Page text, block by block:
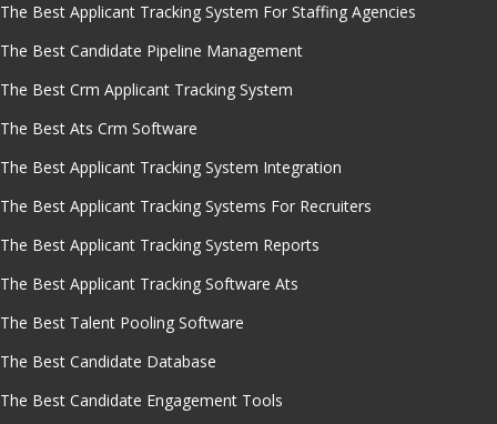
The Best Applicant Tracking System For Staffing Agencies
The Best Candidate Pipeline Management
The Best Crm Applicant Tracking System
The Best Ats Crm Software
The Best Applicant Tracking System Integration
The Best Applicant Tracking Systems For Recruiters
The Best Applicant Tracking System Reports
The Best Applicant Tracking Software Ats
The Best Talent Pooling Software
The Best Candidate Database
The Best Candidate Engagement Tools